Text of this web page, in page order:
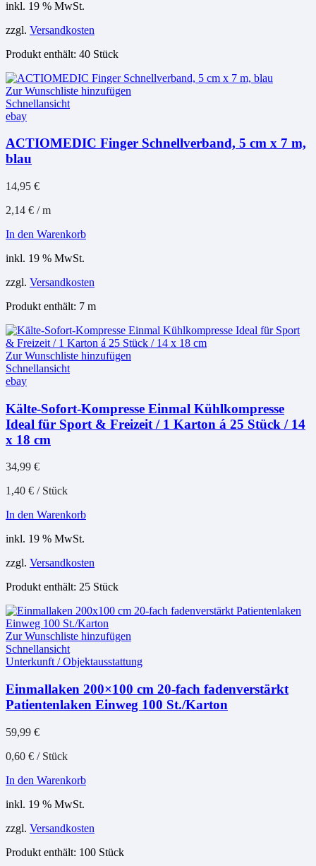
inkl. 19 % MwSt.
zzgl. Versandkosten
Produkt enthält: 40 Stück
Zur Wunschliste hinzufügen
Schnellansicht
ebay
ACTIOMEDIC Finger Schnellverband, 5 cm x 7 m,
blau
14,95 €
2,14 € /m
In den Warenkorb
inkl. 19 % MwSt.
zzgl. Versandkosten
Produkt enthält: 7 m
Zur Wunschliste hinzufügen
Schnellansicht
ebay
Kälte-Sofort-Kompresse Einmal Kühlkompresse
Ideal für Sport & Freizeit / 1 Karton á 25 Stück / 14
x 18 cm
34,99 €
1,40 € / Stück
In den Warenkorb
inkl. 19 % MwSt.
zzgl. Versandkosten
Produkt enthält: 25 Stück
Zur Wunschliste hinzufügen
Schnellansicht
Unterkunft / Objektausstattung
Einmallaken 200×100 cm 20-fach fadenverstärkt
Patientenlaken Einweg 100 St./Karton
59,99 €
0,60 € / Stück
In den Warenkorb
inkl. 19 % MwSt.
zzgl. Versandkosten
Produkt enthält: 100 Stück